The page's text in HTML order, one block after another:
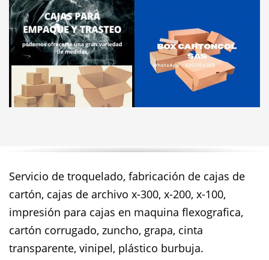
Servicio de troquelado, fabricación de cajas de
cartón, cajas de archivo x-300, x-200, x-100,
impresión para cajas en maquina flexografica,
cartón corrugado, zuncho, grapa, cinta
transparente, vinipel, plástico burbuja.